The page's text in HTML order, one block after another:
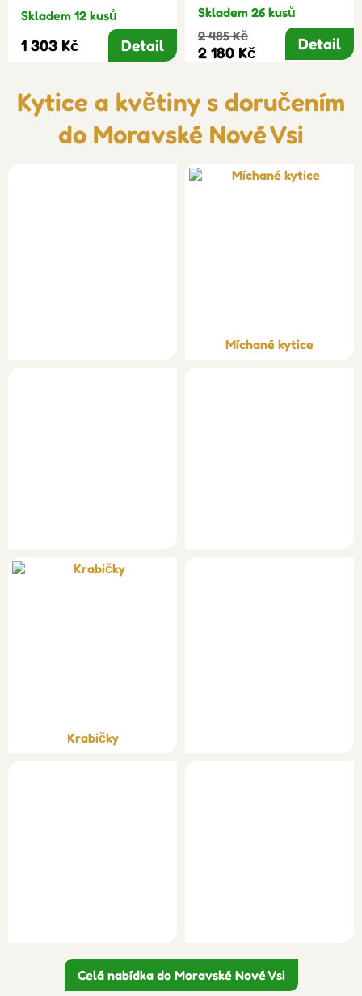
Skladem 12 kusů
1 303 Kč Detail
Skladem 26 kusů
2 485 Kč
2 180 Kč Detail
Kytice a květiny s doručením
do Moravské Nové Vsi
Míchané kytice
Krabičky
Celá nabídka do Moravské Nové Vsi